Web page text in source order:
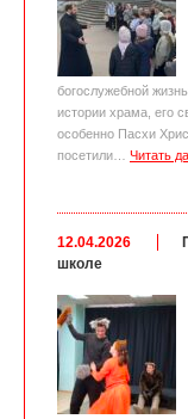
богослужебной
истории храма, его
особенно Пасхи
посетили… Читать
12.04.2026
школе